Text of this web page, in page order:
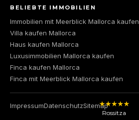
BELIEBTE IMMOBILIEN
Immobilien mit Meerblick Mallorca kaufen
Villa kaufen Mallorca
Haus kaufen Mallorca
Luxusimmobilien Mallorca kaufen
Finca kaufen Mallorca
Finca mit Meerblick Mallorca kaufen
ImpressumDatenschutzSitemap
Rossitza